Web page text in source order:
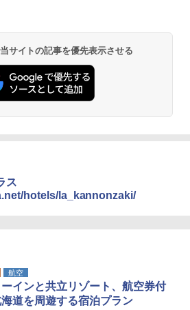
サイトの記事を優先表示させる
ス
hotels/la_kannonzaki/
航空
ーインと共立リゾート、航空券付
道を周遊する宿泊プラン